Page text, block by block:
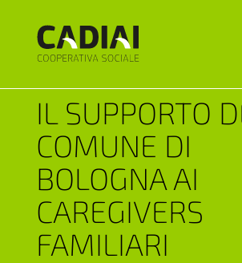
IL SUPPORTO
COMUNE DI
BOLOGNA AI
CAREGIVERS
FAMILIARI